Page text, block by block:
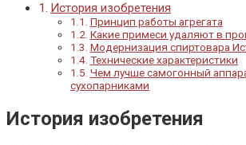
История изобретения
Принцип работы агрегата
Какие примеси удаляют в
Модернизация спиртовара
Технические характеристики
Чем лучше самогонный
сухопарниками
История изобретения